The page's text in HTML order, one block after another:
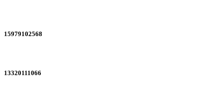
15979102568
13320111066